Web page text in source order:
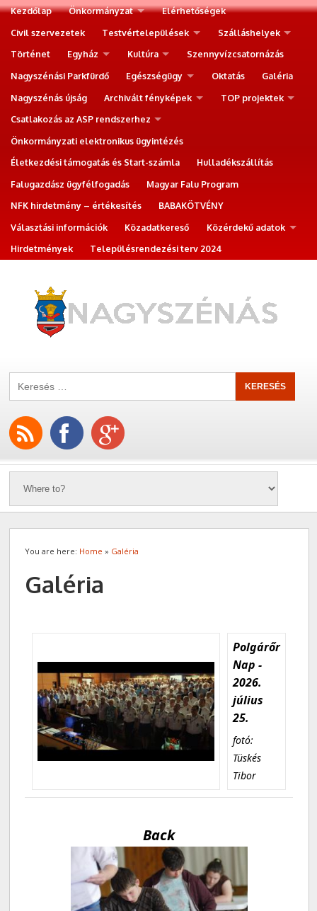
Kezdőlap Önkormányzat
Elérhetőségek
Civil szervezetek
Testvértelepülések
Szálláshelyek
Történet
Egyház Kultúra
Szennyvízcsatornázás
Nagyszénási Parkfürdő
Egészségügy Oktatás
Galéria
Nagyszénás újság
Archivált fényképek
TOP projektek
Csatlakozás az ASP rendszerhez
Önkormányzati elektronikus ügyintézés
Életkezdési támogatás és Start-számla
Hulladékszállítás
Falugazdász ügyfélfogadás
Magyar Falu Program
NFK hirdetmény – értékesítés
BABAKÖTVÉNY
Választási információk
Közadatkereső
Közérdekű adatok
Hirdetmények
Településrendezési terv 2024
You are here: Home » Galéria
Galéria
Polgárőr
Nap -
2026.
július
25.
fotó:
Tüskés
Tibor
Back